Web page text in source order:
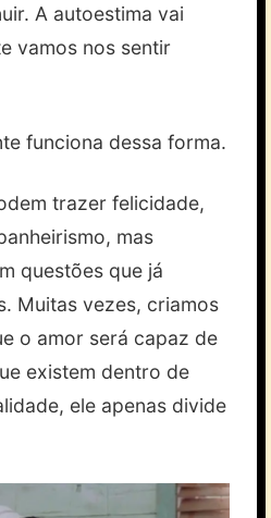
A autoestima vai
vamos nos sentir
funciona dessa forma.
trazer felicidade,
mas
questões que já
Muitas vezes, criamos
o amor será capaz de
existem dentro de
ele apenas divide